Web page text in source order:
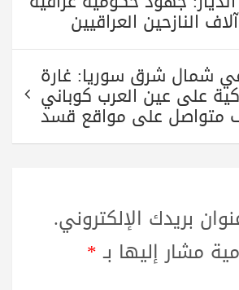
النازحين العراقيين
شمال شرق سوريا: غارة
على عين العرب كوباني
على مواقع قسد
بريدك الإلكتروني.
مشار إليها بـ*